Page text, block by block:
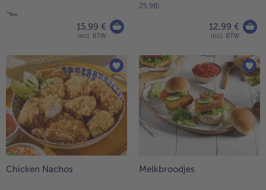
15,99 €
incl. BTW
25,98)
12,99 €
incl. BTW
Chicken Nachos Melkbroodjes